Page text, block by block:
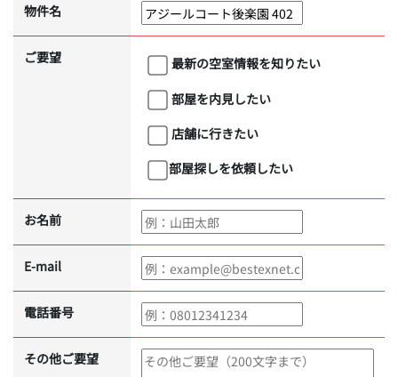
物件名
ご要望
最新の空室情報を知りたい
部屋を内見したい
店舗に行きたい
部屋探しを依頼したい
お名前
E-mail
電話番号
その他ご要望